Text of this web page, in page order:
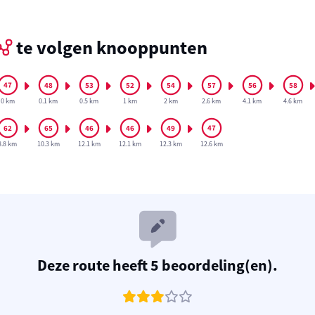
te volgen knooppunten
0 km 0.1 km 0.5 km 1 km 2 km 2.6 km 4.1 km 4.6 km
km 10.3 km 12.1 km 12.1 km 12.3 km 12.6 km
Deze route heeft 5 beoordeling(en).